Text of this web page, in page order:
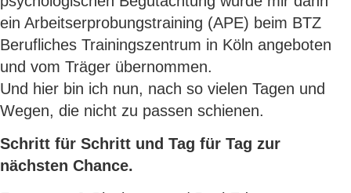
ein Arbeitserprobungstraining (APE) beim BTZ
Berufliches Trainingszentrum in Köln angeboten
und vom Träger übernommen.
Und hier bin ich nun, nach so vielen Tagen und
Wegen, die nicht zu passen schienen.
Schritt für Schritt und Tag für Tag zur
nächsten Chance.